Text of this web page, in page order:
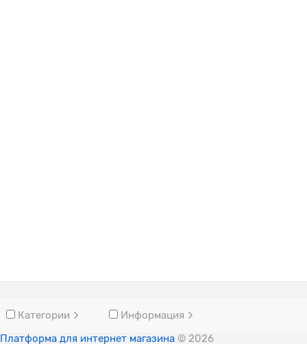
Категории Информация
Платформа для интернет магазина © 2026